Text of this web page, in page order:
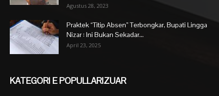
Agustus 28, 2023
Praktek “Titip Absen” Terbongkar, Bupati Lingga
Nizar : Ini Bukan Sekadar...
April 23, 2025
KATEGORI E POPULLARIZUAR